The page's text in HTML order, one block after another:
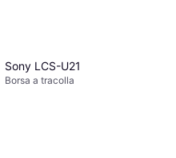
Sony LCS-U21
Borsa a tracolla